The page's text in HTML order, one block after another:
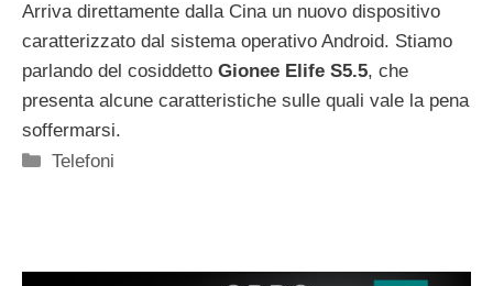
Arriva direttamente dalla Cina un nuovo dispositivo
caratterizzato dal sistema operativo Android. Stiamo
parlando del cosiddetto Gionee Elife S5.5, che
presenta alcune caratteristiche sulle quali vale la pena
soffermarsi.
Categorie
Telefoni